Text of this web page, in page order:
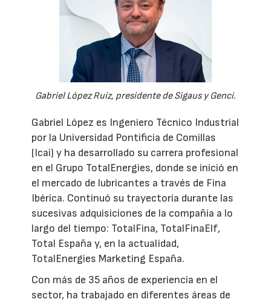
Gabriel López Ruiz, presidente de Sigaus y Genci.
Gabriel López es Ingeniero Técnico Industrial
por la Universidad Pontificia de Comillas
(Icai) y ha desarrollado su carrera profesional
en el Grupo TotalEnergies, donde se inició en
el mercado de lubricantes a través de Fina
Ibérica. Continuó su trayectoria durante las
sucesivas adquisiciones de la compañía a lo
largo del tiempo: TotalFina, TotalFinaElf,
Total España y, en la actualidad,
TotalEnergies Marketing España.
Con más de 35 años de experiencia en el
sector, ha trabajado en diferentes áreas de